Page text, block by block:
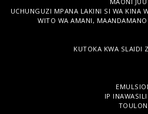
UCHUNGUZI MPANA LAKINI SI WA KINA
WITO WA AMANI,
KUTOKA KWA SLAIDI
IP